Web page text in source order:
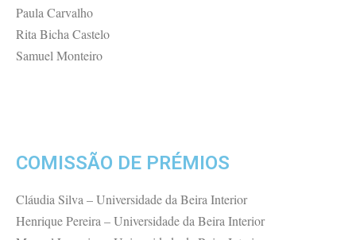
Paula Carvalho
Rita Bicha Castelo
Samuel Monteiro
COMISSÃO DE PRÉMIOS
Cláudia Silva – Universidade da Beira Interior
Henrique Pereira – Universidade da Beira Interior